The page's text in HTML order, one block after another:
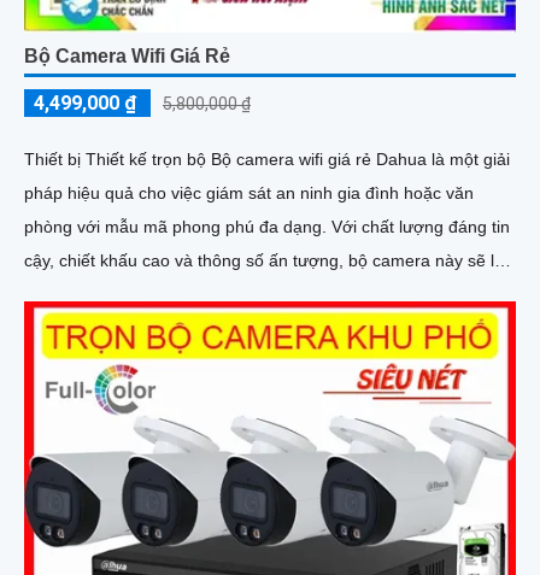
Bộ Camera Wifi Giá Rẻ
4,499,000 ₫ 5,800,000 ₫
Thiết bị Thiết kế trọn bộ Bộ camera wifi giá rẻ Dahua là một giải
pháp hiệu quả cho việc giám sát an ninh gia đình hoặc văn
phòng với mẫu mã phong phú đa dạng. Với chất lượng đáng tin
cậy, chiết khấu cao và thông số ấn tượng, bộ camera này sẽ là